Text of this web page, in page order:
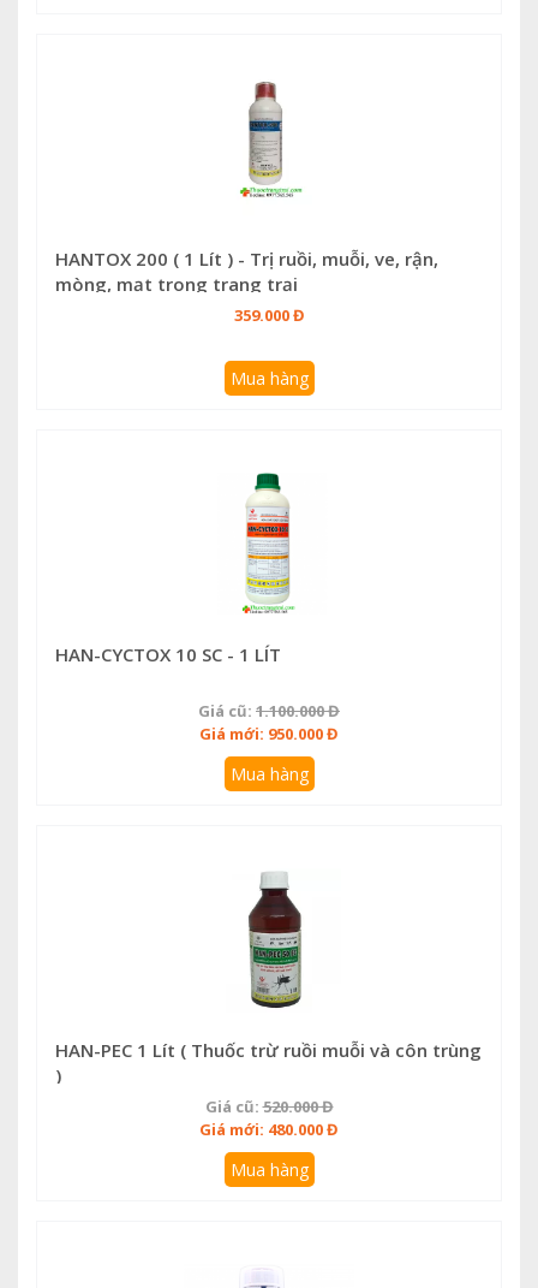
HANTOX 200 ( 1 Lít ) - Trị ruồi, muỗi, ve, rận,
mòng, mạt trong trang trại
359.000 Đ
Mua hàng
HAN-CYCTOX 10 SC - 1 LÍT
Giá cũ: 1.100.000 Đ
Giá mới: 950.000 Đ
Mua hàng
HAN-PEC 1 Lít ( Thuốc trừ ruồi muỗi và côn trùng
)
Giá cũ:520.000 Đ
Giá mới: 480.000 Đ
Mua hàng